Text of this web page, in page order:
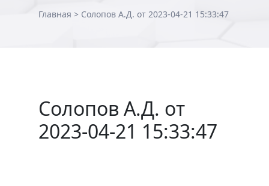
Главная > Солопов А.Д. от 2023-04-21 15:33:47
Солопов А.Д. от
2023-04-21 15:33:47